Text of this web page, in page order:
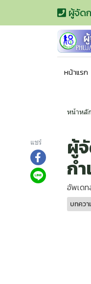
ผู้จัดก
หน้าแรก
หน้าหลั
แชร์ ผู้
ก
อัพเดท
บทควา